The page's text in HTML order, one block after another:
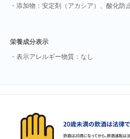
・ 添加物：安定剤（アカシア）、酸化防
栄養成分表示
・表示アレルギー物質：なし